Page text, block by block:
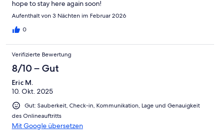
hope to stay here again soon!
Aufenthalt von 3 Nächten im Februar 2026
0
Verifizierte Bewertung
8/10 – Gut
Eric M.
10. Okt. 2025
Gut: Sauberkeit, Check-in, Kommunikation, Lage und Genauigkeit
des Onlineauftritts
Mit Google übersetzen